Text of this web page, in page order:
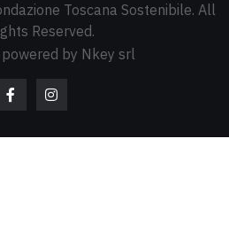
Toscana Sostenibile. All
Reserved.
by Nkey srl